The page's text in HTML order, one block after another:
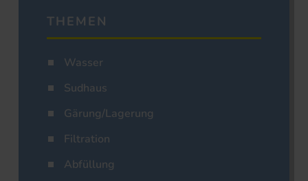
THEMEN
Wasser
Sudhaus
Gärung/Lagerung
Filtration
Abfüllung